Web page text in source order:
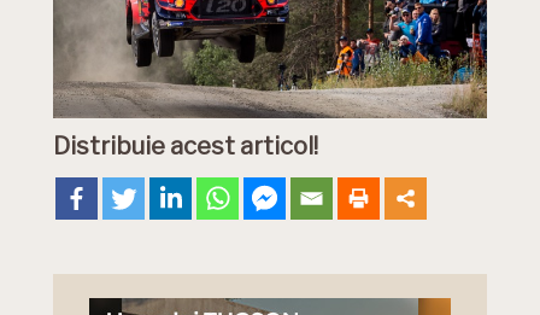
Distribuie acest articol!